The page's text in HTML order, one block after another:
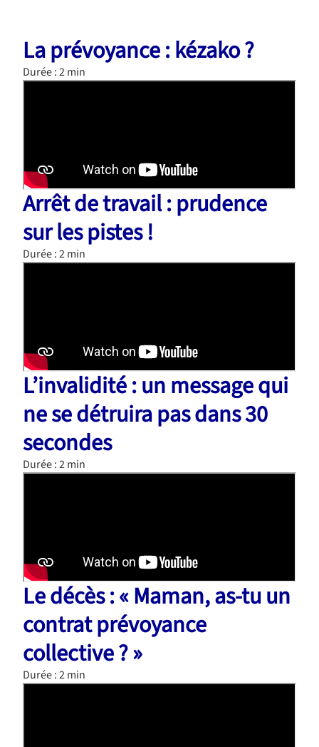
La prévoyance : kézako ?
Durée : 2 min
Arrêt de travail : prudence
sur les pistes !
Durée : 2 min
L’invalidité : un message qui
ne se détruira pas dans 30
secondes
Durée : 2 min
Le décès : « Maman, as-tu un
contrat prévoyance
collective ? »
Durée : 2 min